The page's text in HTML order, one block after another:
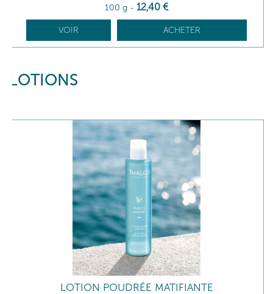
100 g - 12,40 €
VOIR ACHETER
LOTIONS
LOTION POUDRÉE MATIFIANTE